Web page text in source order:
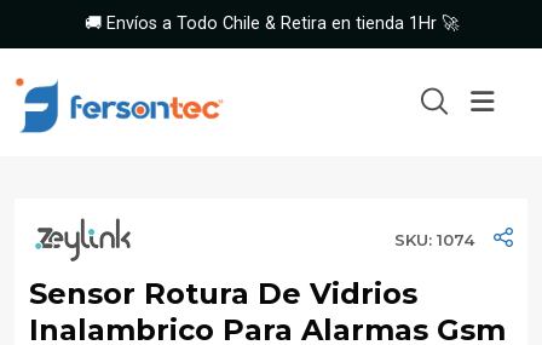
🚚 Envíos a Todo Chile & Retira en tienda 1Hr 🚀
SKU: 1074
Sensor Rotura De Vidrios
Inalambrico Para Alarmas Gsm